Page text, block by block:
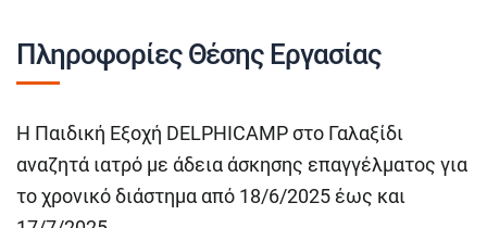
Πληροφορίες Θέσης Εργασίας
Η Παιδική Εξοχή DELPHICAMP στο Γαλαξίδι
αναζητά ιατρό με άδεια άσκησης επαγγέλματος για
το χρονικό διάστημα από 18/6/2025 έως και